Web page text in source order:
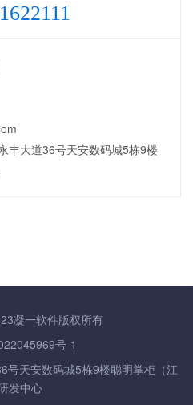
丰大道36号天安数码城5栋9楼
凝一软件版权所有
号-1
号天安数码城5栋9楼聪明掌柜（江
发中心